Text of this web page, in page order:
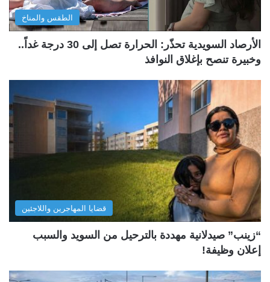
الطقس والمناخ
الأرصاد السويدية تحذّر: الحرارة تصل إلى 30 درجة غداً..
وخبيرة تنصح بإغلاق النوافذ
قضايا المهاجرين واللاجئين
“زينب” صيدلانية مهددة بالترحيل من السويد والسبب
إعلان وظيفة!